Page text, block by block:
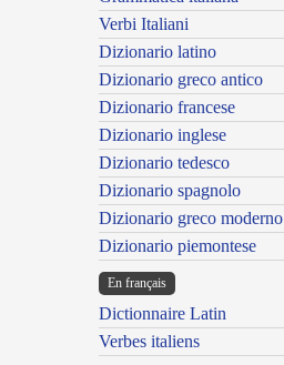
Verbi Italiani
Dizionario latino
Dizionario greco antico
Dizionario francese
Dizionario inglese
Dizionario tedesco
Dizionario spagnolo
Dizionario greco moderno
Dizionario piemontese
En français
Dictionnaire Latin
Verbes italiens